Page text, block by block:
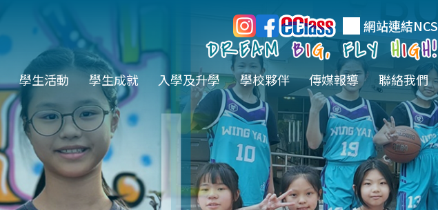
網站連結NCS
學生活動 學生成就 入學及升學 學校夥伴 傳媒報導 聯絡我們